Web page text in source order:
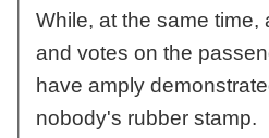
While, at the same time,
and votes on the
have amply
nobody's rubber stamp.